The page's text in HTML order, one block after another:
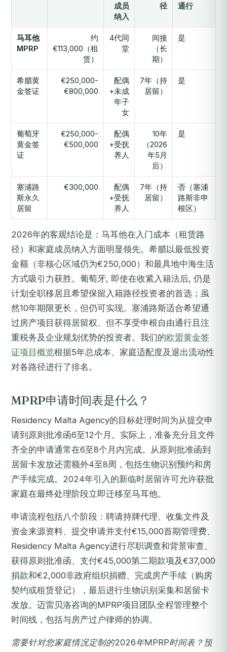
成员
纳入
径
通行
马耳他
MPRP
约
€113,000（租
赁）
4代同
堂
间接
（长
期）
是
希腊黄
金签证
€250,000-
€800,000
配偶
+未成
年子
女
7年（持
居留）
是
葡萄牙
黄金签
证
€250,000-
€500,000
配偶
+受抚
养人
10年
（2026
年5月
后）
是
塞浦路
斯永久
居留
€300,000
配偶
+受抚
养人
7年（持
居留）
否（塞浦
路斯非申
根区）
2026年的客观结论是：马耳他在入门成本（租赁路
径）和家庭成员纳入方面明显领先。希腊以最低投资
金额（非核心区域仍为€250,000）和最具地中海生活
方式吸引力获胜。葡萄牙, 即使在收紧入籍法后, 仍是
计划全职移居且希望保留入籍路径投资者的首选；虽
然10年期限更长，但仍可实现。塞浦路斯适合希望通
过房产项目获得居留权、但不享受申根自由通行且注
重税务及企业规划优势的投资者。我们的欧盟黄金签
证项目概览根据5年总成本、家庭适配度及退出流动性
对各路径进行了排名。
MPRP申请时间表是什么？
Residency Malta Agency的目标处理时间为从提交申
请到原则批准函6至12个月。实际上，准备充分且文件
齐全的申请通常在6至8个月内完成。从原则批准函到
居留卡发放还需额外4至8周，包括生物识别预约和房
产手续完成。2024年引入的新临时居留许可允许获批
家庭在最终处理阶段立即迁移至马耳他。
申请流程包括八个阶段：聘请持牌代理、收集文件及
资金来源资料、提交申请并支付€15,000首期管理费、
Residency Malta Agency进行尽职调查和背景审查、
获得原则批准函、支付€45,000第二期款项及€37,000
捐款和€2,000非政府组织捐赠、完成房产手续（购房
契约或租赁登记），最后进行生物识别采集和居留卡
发放。迈雷贝洛咨询的MPRP项目团队全程管理整个
时间线，包括与房产过户律师的协调。
需要针对您家庭情况定制的2026年MPRP时间表？ 预